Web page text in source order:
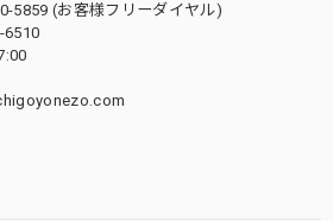
5859 (お客様フリーダイヤル)
6510